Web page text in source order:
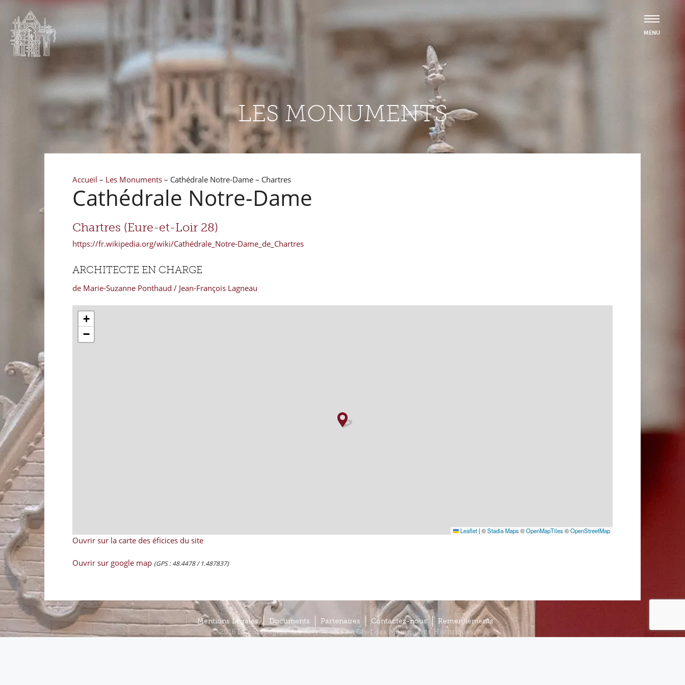
LES MONUMENTS
Accueil – Les Monuments – Cathédrale Notre-Dame – Chartres
Cathédrale Notre-Dame
Chartres (Eure-et-Loir 28)
https://fr.wikipedia.org/wiki/Cathédrale_Notre-Dame_de_Chartres
ARCHITECTE EN CHARGE
de Marie-Suzanne Ponthaud / Jean-François Lagneau
+
−
Leaflet | ©Stadia Maps ©OpenMapTiles ©OpenStreetMap
Ouvrir sur la carte des éficices du site
Ouvrir sur google map (GPS : 48.4478 / 1.487837)
Mentions Légales Documents Partenaires Contactez-nous
Remerciements
© 2016 La compagnie des Architectes en Chef des Monuments Historiques